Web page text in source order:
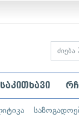
საკითხავი